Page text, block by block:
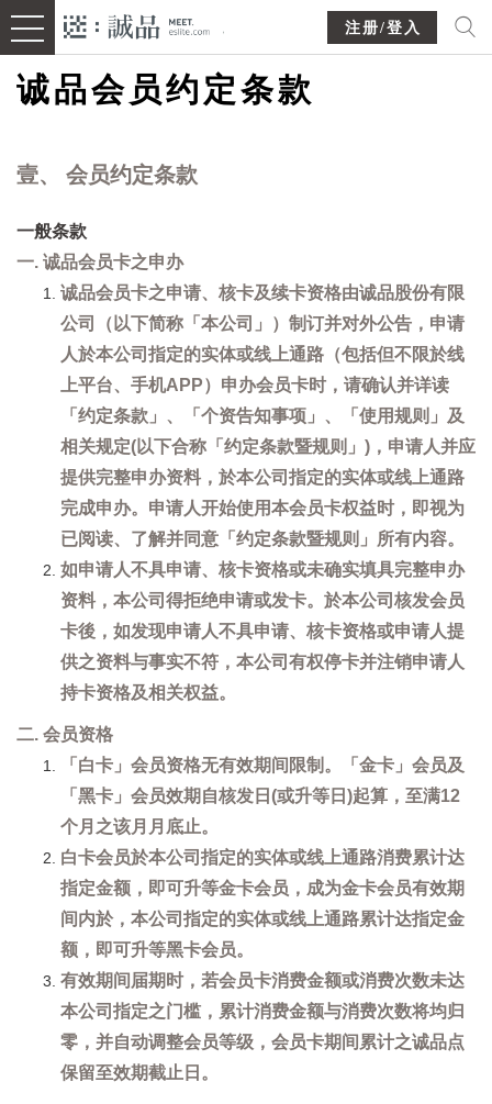
注册/登入
诚品会员约定条款
壹、 会员约定条款
一般条款
一. 诚品会员卡之申办
诚品会员卡之申请、核卡及续卡资格由诚品股份有限
公司（以下简称「本公司」）制订并对外公告，申请
人於本公司指定的实体或线上通路（包括但不限於线
上平台、手机APP）申办会员卡时，请确认并详读
「约定条款」、「个资告知事项」、「使用规则」及
相关规定(以下合称「约定条款暨规则」)，申请人并应
提供完整申办资料，於本公司指定的实体或线上通路
完成申办。申请人开始使用本会员卡权益时，即视为
已阅读、了解并同意「约定条款暨规则」所有内容。
如申请人不具申请、核卡资格或未确实填具完整申办
资料，本公司得拒绝申请或发卡。於本公司核发会员
卡後，如发现申请人不具申请、核卡资格或申请人提
供之资料与事实不符，本公司有权停卡并注销申请人
持卡资格及相关权益。
二. 会员资格
「白卡」会员资格无有效期间限制。「金卡」会员及
「黑卡」会员效期自核发日(或升等日)起算，至满12
个月之该月月底止。
白卡会员於本公司指定的实体或线上通路消费累计达
指定金额，即可升等金卡会员，成为金卡会员有效期
间内於，本公司指定的实体或线上通路累计达指定金
额，即可升等黑卡会员。
有效期间届期时，若会员卡消费金额或消费次数未达
本公司指定之门槛，累计消费金额与消费次数将均归
零，并自动调整会员等级，会员卡期间累计之诚品点
保留至效期截止日。